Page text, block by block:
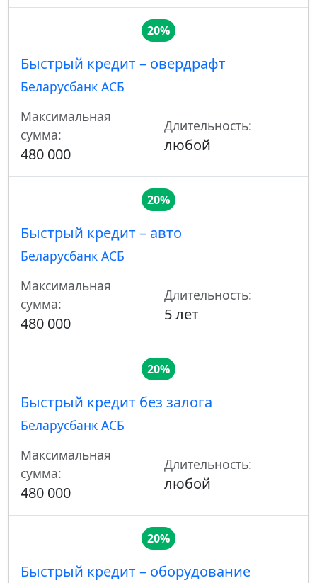
20%
Быстрый кредит – овердрафт
Беларусбанк АСБ
Максимальная
сумма:
480 000
Длительность:
любой
20%
Быстрый кредит – авто
Беларусбанк АСБ
Максимальная
сумма:
480 000
Длительность:
5 лет
20%
Быстрый кредит без залога
Беларусбанк АСБ
Максимальная
сумма:
480 000
Длительность:
любой
20%
Быстрый кредит – оборудование